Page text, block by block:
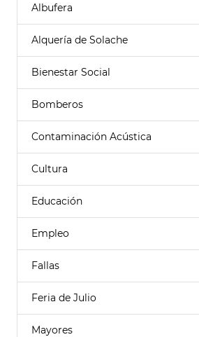
Albufera
Alquería de Solache
Bienestar Social
Bomberos
Contaminación Acústica
Cultura
Educación
Empleo
Fallas
Feria de Julio
Mayores